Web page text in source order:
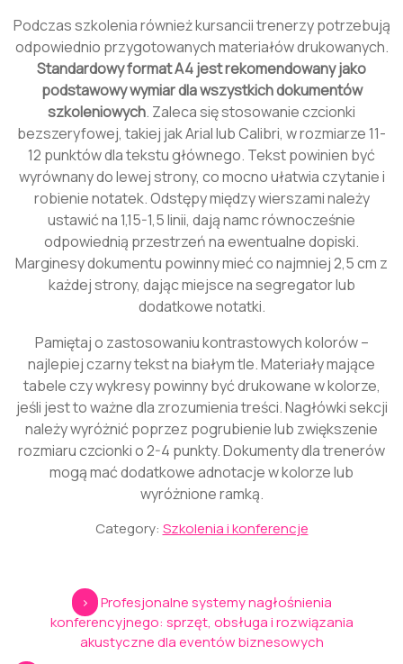
Podczas szkolenia również kursancii trenerzy potrzebują
odpowiednio przygotowanych materiałów drukowanych.
Standardowy format A4 jest rekomendowany jako
podstawowy wymiar dla wszystkich dokumentów
szkoleniowych. Zaleca się stosowanie czcionki
bezszeryfowej, takiej jak Arial lub Calibri, w rozmiarze 11-
12 punktów dla tekstu głównego. Tekst powinien być
wyrównany do lewej strony, co mocno ułatwia czytanie i
robienie notatek. Odstępy między wierszami należy
ustawić na 1,15-1,5 linii, dają namc równocześnie
odpowiednią przestrzeń na ewentualne dopiski.
Marginesy dokumentu powinny mieć co najmniej 2,5 cm z
każdej strony, dając miejsce na segregator lub
dodatkowe notatki.
Pamiętaj o zastosowaniu kontrastowych kolorów –
najlepiej czarny tekst na białym tle. Materiały mające
tabele czy wykresy powinny być drukowane w kolorze,
jeśli jest to ważne dla zrozumienia treści. Nagłówki sekcji
należy wyróżnić poprzez pogrubienie lub zwiększenie
rozmiaru czcionki o 2-4 punkty. Dokumenty dla trenerów
mogą mać dodatkowe adnotacje w kolorze lub
wyróżnione ramką.
Category: Szkolenia i konferencje
Nawigacja
wpisu
>
Profesjonalne systemy nagłośnienia
konferencyjnego: sprzęt, obsługa i rozwiązania
akustyczne dla eventów biznesowych